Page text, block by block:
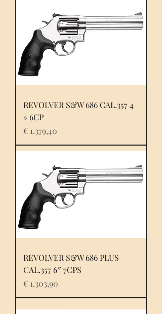
REVOLVER S&W 686 CAL.357 4
» 6CP
Prijs
€ 1.379,40
REVOLVER S&W 686 PLUS
CAL.357 6″ 7CPS
Prijs
€ 1.303,90